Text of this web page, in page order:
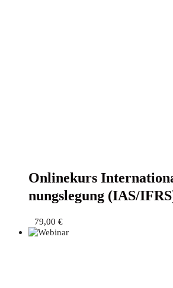
Online­kurs
nungs­le­gung (IAS/
79,00 €